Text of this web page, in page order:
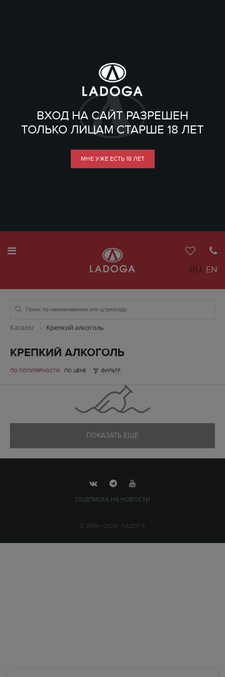
ВХОД НА САЙТ РАЗРЕШЕН
ТОЛЬКО ЛИЦАМ СТАРШЕ 18 ЛЕТ
МНЕ УЖЕ ЕСТЬ 18 ЛЕТ
RU EN
Каталог Крепкий алкоголь
КРЕПКИЙ АЛКОГОЛЬ
ПО ПОПУЛЯРНОСТИ ПО ЦЕНЕ ФИЛЬТР
ПОКАЗАТЬ ЕЩЕ
ПОДПИСКА НА НОВОСТИ
© 1995—2026, ЛАДОГА